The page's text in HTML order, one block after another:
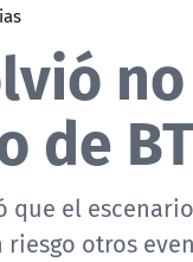
de
que el
otros